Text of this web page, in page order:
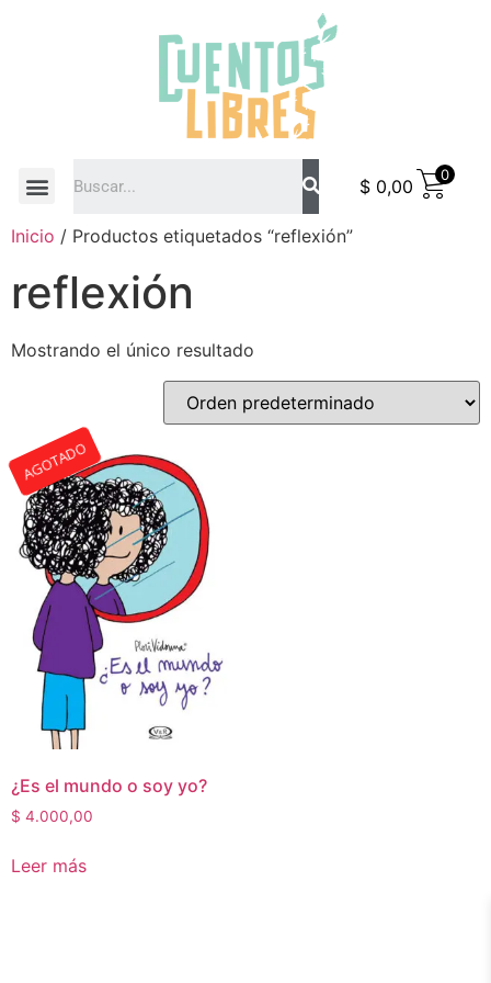
$ 0,00
0
Inicio / Productos etiquetados “reflexión”
reflexión
Mostrando el único resultado
AGOTADO
¿Es el mundo o soy yo?
$ 4.000,00
Leer más